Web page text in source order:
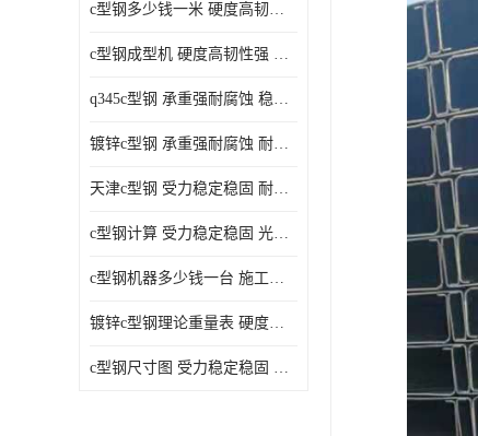
c型钢多少钱一米 硬度高韧性强 光洁无毛刺
c型钢成型机 硬度高韧性强 防腐耐蚀性能好
q345c型钢 承重强耐腐蚀 稳重支撑承载力大
镀锌c型钢 承重强耐腐蚀 耐腐蚀 耐高温
天津c型钢 受力稳定稳固 耐腐蚀 耐高温
c型钢计算 受力稳定稳固 光洁无毛刺
c型钢机器多少钱一台 施工方便简单 稳重支撑承载力大
镀锌c型钢理论重量表 硬度高韧性强 光洁无毛刺
c型钢尺寸图 受力稳定稳固 光洁无毛刺